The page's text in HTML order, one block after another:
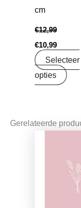
cm
€12,99
€10,99
Selecteer
opties
Gerelateerde
€1,25.